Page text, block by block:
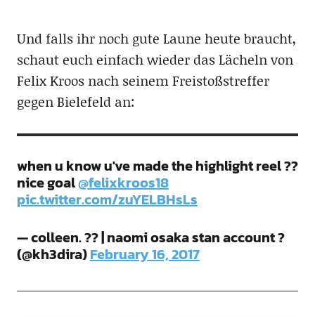
Und falls ihr noch gute Laune heute braucht,
schaut euch einfach wieder das Lächeln von
Felix Kroos nach seinem Freistoßstreffer
gegen Bielefeld an:
when u know u've made the highlight reel ??
nice goal@felixkroos18
pic.twitter.com/zuYELBHsLs
— colleen. ?? | naomi osaka stan account ?
(@kh3dira)February 16, 2017